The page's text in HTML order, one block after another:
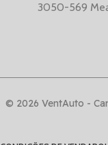
3050-569
© 2026 VentAuto -